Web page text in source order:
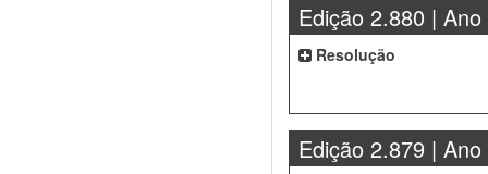
Edição 2.880 | Ano
Resolução
Edição 2.879 | Ano